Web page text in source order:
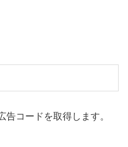
告コードを取得します。